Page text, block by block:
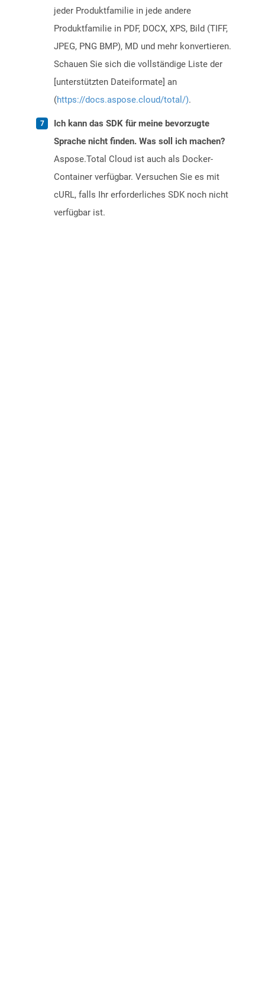
jeder Produktfamilie in jede andere
Produktfamilie in PDF, DOCX, XPS, Bild (TIFF,
JPEG, PNG BMP), MD und mehr konvertieren.
Schauen Sie sich die vollständige Liste der
[unterstützten Dateiformate] an
(https://docs.aspose.cloud/total/).
Ich kann das SDK für meine bevorzugte
Sprache nicht finden. Was soll ich machen?
Aspose.Total Cloud ist auch als Docker-
Container verfügbar. Versuchen Sie es mit
cURL, falls Ihr erforderliches SDK noch nicht
verfügbar ist.